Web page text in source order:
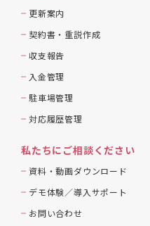
更新案内
契約書・重説作成
収支報告
入金管理
駐車場管理
対応履歴管理
私たちにご相談ください
資料・動画ダウンロード
デモ体験／導入サポート
お問い合わせ